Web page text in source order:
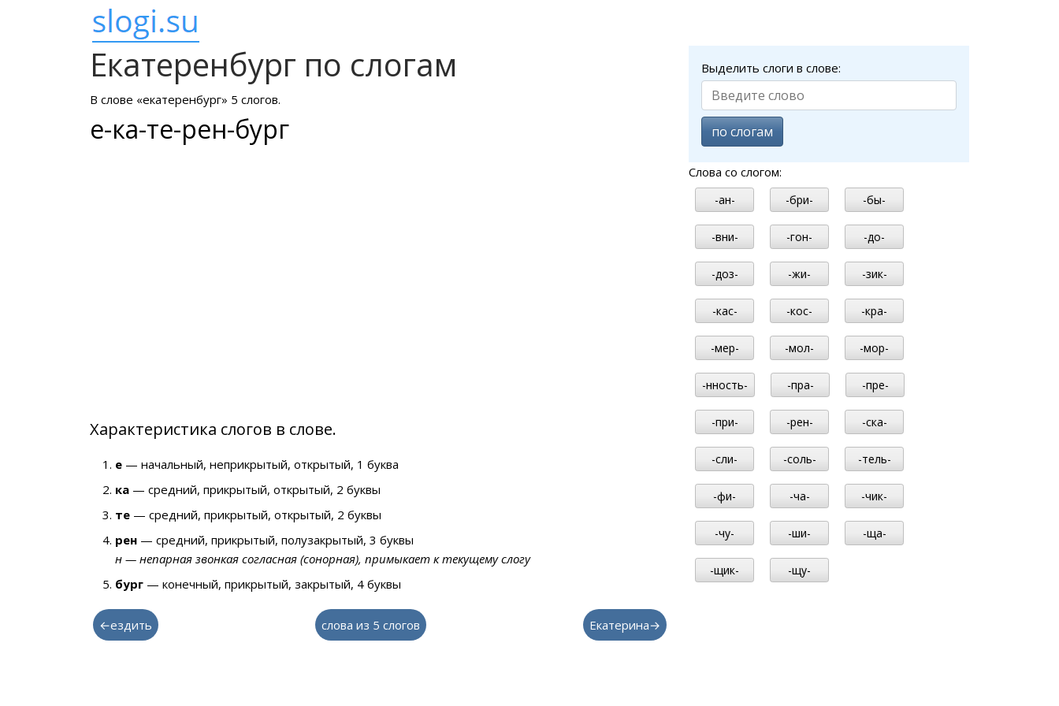
Екатеренбург по слогам
В слове «екатеренбург» 5 слогов.
е-ка-те-рен-бург
Характеристика слогов в слове.
е — начальный, неприкрытый, открытый, 1 буква
ка — средний, прикрытый, открытый, 2 буквы
те — средний, прикрытый, открытый, 2 буквы
рен — средний, прикрытый, полузакрытый, 3 буквы
н — непарная звонкая согласная (сонорная), примыкает к текущему слогу
бург — конечный, прикрытый, закрытый, 4 буквы
←ездить слова из 5 слогов Екатерина→
Выделить слоги в слове:
по слогам
Слова со слогом:
-ан- -бри- -бы-
-вни- -гон- -до-
-доз- -жи- -зик-
-кас- -кос- -кра-
-мер- -мол- -мор-
-нность- -пра- -пре-
-при- -рен- -ска-
-сли- -соль- -тель-
-фи- -ча- -чик-
-чу- -ши- -ща-
-щик- -щу-